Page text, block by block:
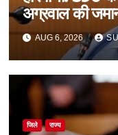
अग्रवाल की
AUG 6, 2026
जिले राज्य